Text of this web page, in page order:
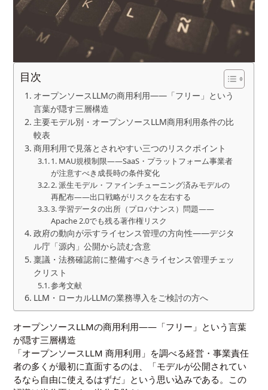
目次
オープンソースLLMの商用利用——「フリー」という
言葉が隠す三層構造
主要モデル別・オープンソースLLM商用利用条件の比
較表
商用利用で見落とされやすい三つのリスクポイント
1. MAU規模制限——SaaS・プラットフォーム事業者
が注意すべき成長時の条件変化
2. 派生モデル・ファインチューニング済みモデルの
再配布——出口戦略がリスクを左右する
3. 学習データの出所（プロバナンス）問題——
Apache 2.0でも残る著作権リスク
政府の動向が示すライセンス管理の方向性——デジタ
ル庁「源内」公開から読む含意
稟議・法務確認前に整備すべきライセンス管理チェッ
クリスト
参考文献
LLM・ローカルLLMの業務導入をご検討の方へ
オープンソースLLMの商用利用——「フリー」という言葉
が隠す三層構造
「オープンソースLLM 商用利用」を調べる経営・事業責任
者の多くが最初に直面するのは、「モデルが公開されてい
るなら自由に使えるはずだ」という思い込みである。この